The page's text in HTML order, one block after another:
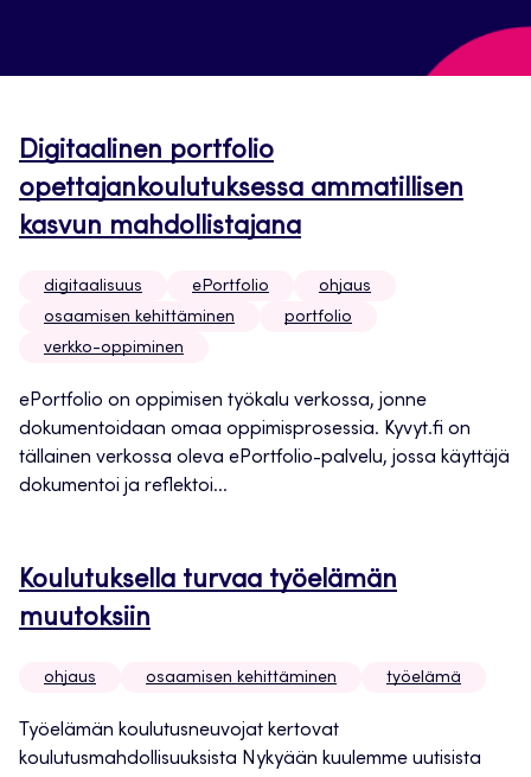
Digitaalinen portfolio
opettajankoulutuksessa ammatillisen
kasvun mahdollistajana
digitaalisuus ePortfolio
ohjaus
osaamisen kehittäminen
portfolio
verkko-oppiminen
ePortfolio on oppimisen työkalu verkossa, jonne
dokumentoidaan omaa oppimisprosessia. Kyvyt.fi on
tällainen verkossa oleva ePortfolio-palvelu, jossa käyttäjä
dokumentoi ja reflektoi...
Koulutuksella turvaa työelämän
muutoksiin
ohjaus osaamisen kehittäminen työelämä
Työelämän koulutusneuvojat kertovat
koulutusmahdollisuuksista Nykyään kuulemme uutisista